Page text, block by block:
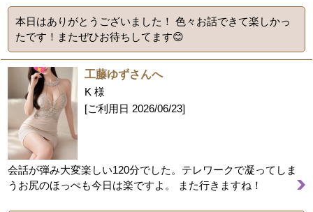
本日はありがとうございました！ 色々お話できて楽しかっ
たです！またぜひお待ちしてます😊
工藤ゆずさんへ
K 様
[ご利用日 2026/06/23]
会話が弾み大変楽しい120分でした。テレワークで凝ってしま
うお尻のほっぺも今日は楽ですよ。 また行きますね！